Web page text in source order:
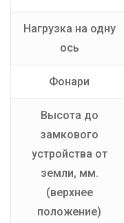
Нагрузка на одну
ось
Фонари
Высота до
замкового
устройства от
земли, мм.
(верхнее
положение)